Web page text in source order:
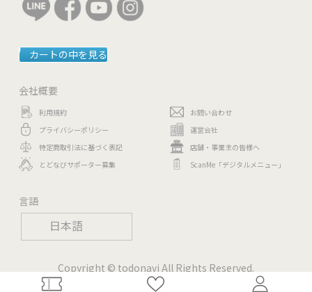
日本語
カートの中を見る
会社概要
利用規約
プライバシーポリシー
特定商取引法に基づく表記
とどなびサポーター募集
お問い合わせ
運営会社
店舗・事業主の皆様へ
ScanMe「デジタルメニュー」
言語
Copyright © todonavi All Rights Reserved.